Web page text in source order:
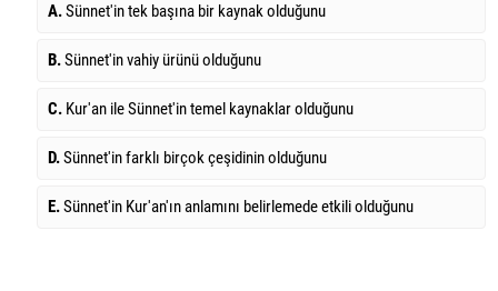
A.Sünnet'in tek başına bir kaynak olduğunu
B.Sünnet'in vahiy ürünü olduğunu
C. Kur'an ile Sünnet'in temel kaynaklar olduğunu
D.Sünnet'in farklı birçok çeşidinin olduğunu
E.Sünnet'in Kur'an'ın anlamını belirlemede etkili olduğunu